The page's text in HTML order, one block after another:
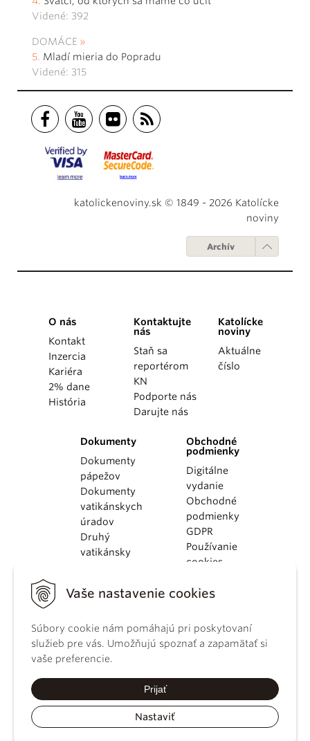
Vaše nastavenie cookies
Súbory cookie nám pomáhajú pri poskytovaní
služieb pre vás. Umožňujú spoznať a zapamätať si
vaše preferencie.
Prijať
Nastaviť
Videné: 392
DOMÁCE
Mladí mieria do Popradu
Videné: 315
katolickenoviny.sk © 1849 - 2026 Katolícke
noviny
Archív
O nás
Kontakt
Inzercia
Kariéra
2% dane
História
Kontaktujte
nás
Staň sa
reportérom
KN
Podporte nás
Darujte nás
Katolícke
noviny
Aktuálne
číslo
Dokumenty
Dokumenty
pápežov
Dokumenty
vatikánskych
úradov
Druhý
vatikánsky
KBS
kánonického
práva
Katechizmus
Obchodné
podmienky
Digitálne
vydanie
Obchodné
podmienky
GDPR
Používanie
cookies